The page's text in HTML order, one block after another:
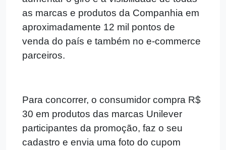
as marcas e produtos da Companhia em
aproximadamente 12 mil pontos de
venda do país e também no e-commerce
parceiros.
Para concorrer, o consumidor compra R$
30 em produtos das marcas Unilever
participantes da promoção, faz o seu
cadastro e envia uma foto do cupom